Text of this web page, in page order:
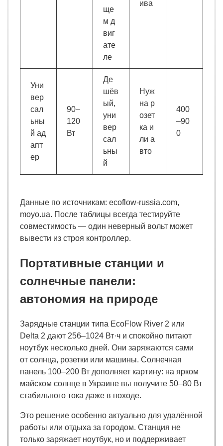
ще
м д
виг
ате
ле
ива
Уни
вер
сал
ьны
й ад
апт
ер
90–
120
Вт
Де
шёв
ый,
уни
вер
сал
ьны
й
Нуж
на р
озет
ка и
ли а
вто
400
–90
0
Данные по источникам: ecoflow-russia.com,
moyo.ua. После таблицы всегда тестируйте
совместимость — один неверный вольт может
вывести из строя контроллер.
Портативные станции и
солнечные панели:
автономия на природе
Зарядные станции типа EcoFlow River 2 или
Delta 2 дают 256–1024 Вт·ч и спокойно питают
ноутбук несколько дней. Они заряжаются сами
от солнца, розетки или машины. Солнечная
панель 100–200 Вт дополняет картину: на ярком
майском солнце в Украине вы получите 50–80 Вт
стабильного тока даже в походе.
Это решение особенно актуально для удалённой
работы или отдыха за городом. Станция не
только заряжает ноутбук, но и поддерживает